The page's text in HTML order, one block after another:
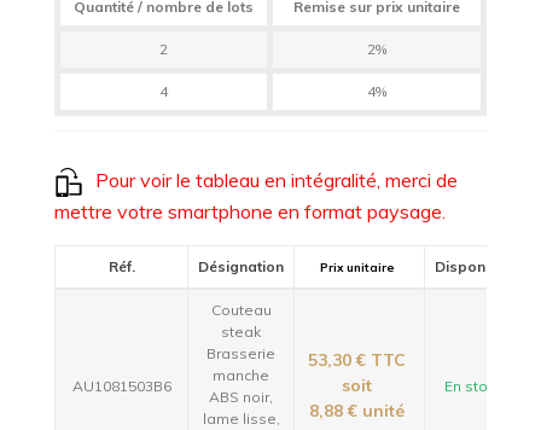
Quantité / nombre de lots Remise sur prix unitaire
2 2%
4 4%
Pour voir le tableau en intégralité, merci de
mettre votre smartphone en format paysage.
Réf. Désignation Prix unitaire Disponible
AU1081503B6
Couteau
steak
Brasserie
manche
ABS noir,
lame lisse,
53,30 € TTC
soit
8,88 € unité
En stock